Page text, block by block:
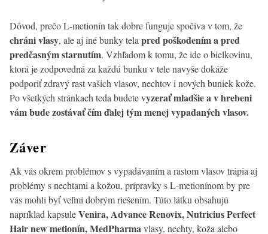
Dôvod, prečo L-metionín tak dobre funguje spočíva v tom, že
chráni vlasy, ale aj iné bunky telapred poškodením a pred
predčasným starnutím. Vzhľadom k tomu, že ide o bielkovinu,
ktorá je zodpovedná za každú bunku v tele navyše dokáže
podporiť zdravý rast vašich vlasov, nechtov i nových buniek kože.
Po všetkých stránkach teda budete vyzerať mladšie a v hrebeni
vám bude zostávať čím ďalej tým menej vypadaných vlasov.
Záver
Ak vás okrem problémov s vypadávaním a rastom vlasov trápia aj
problémy s nechtami a kožou, prípravky s L-metionínom by pre
vás mohli byť veľmi dobrým riešením. Túto látku obsahujú
napríklad kapsuleVenira, Advance Renovix, Nutricius Perfect
Hair new metionín, MedPharmavlasy, nechty, koža alebo